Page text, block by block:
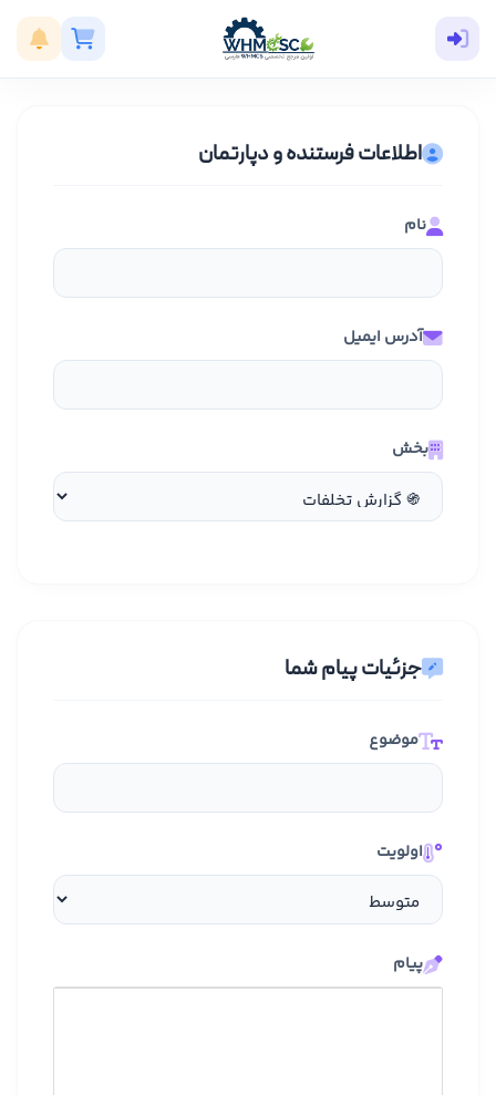
اطلاعات فرستنده و دپارتمان
نام
آدرس ایمیل
بخش
جزئیات پیام شما
موضوع
اولویت
پیام